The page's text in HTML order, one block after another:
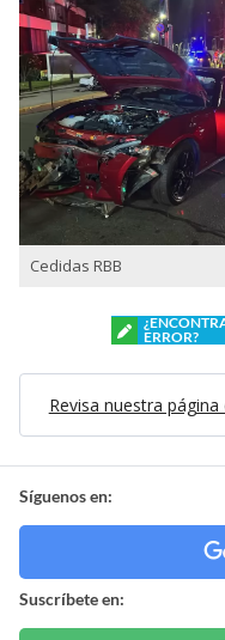
Cedidas RBB
ERROR?
Revisa nuestra
Síguenos en:
Suscríbete en: